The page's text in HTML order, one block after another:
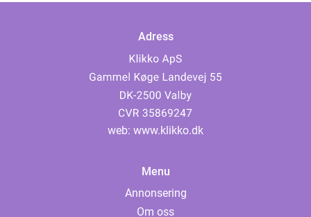
Adress
web: www.klikko.dk
Menu
Annonsering
Om oss